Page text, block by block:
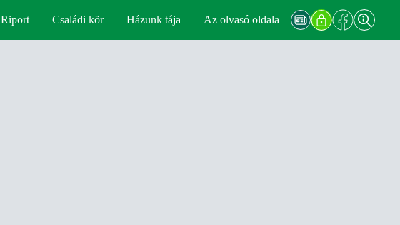
Riport Családi kör Házunk tája Az olvasó oldala